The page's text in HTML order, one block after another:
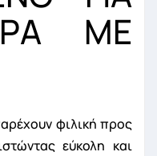
ΜΕ
φιλική προς
εύκολη και